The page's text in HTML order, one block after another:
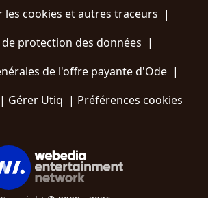
les cookies et autres traceurs |
protection des données |
de l'offre payante d'Ode |
| Gérer Utiq | Préférences cookies